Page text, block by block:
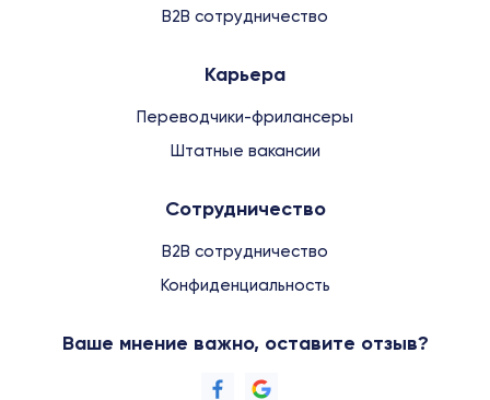
B2B сотрудничество
Карьера
Переводчики-фрилансеры
Штатные вакансии
Сотрудничество
B2B сотрудничество
Конфиденциальность
Ваше мнение важно, оставите отзыв?